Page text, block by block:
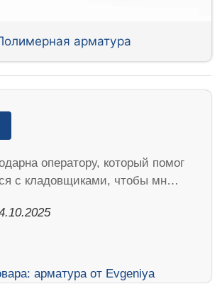
арматура
оператору, который помог
с кладовщиками, чтобы мн…